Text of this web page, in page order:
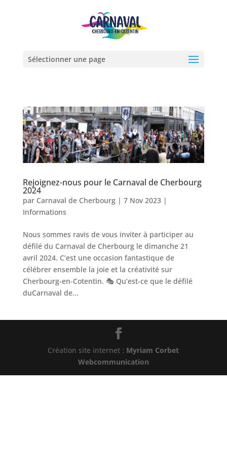
Sélectionner une page
Rejoignez-nous pour le Carnaval de Cherbourg
2024
par Carnaval de Cherbourg| 7 Nov 2023|
Informations
Nous sommes ravis de vous inviter à participer au
défilé du Carnaval de Cherbourg le dimanche 21
avril 2024. C’est une occasion fantastique de
célébrer ensemble la joie et la créativité sur
Cherbourg-en-Cotentin. 🎭 Qu’est-ce que le défilé
duCarnaval de...
Création site internet : Myriam Corbet
Webcommunication